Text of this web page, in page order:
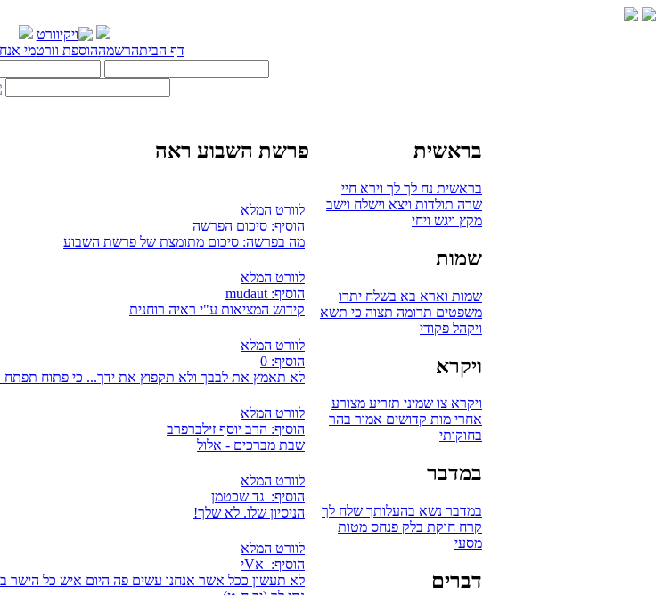
דף הביתהרשמההוספת וורטמי
בראשית
בראשית נח לך לך וירא חיי
שרה תולדות ויצא וישלח וישב
מקץ ויגש ויחי
שמות
שמות וארא בא בשלח יתרו
משפטים תרומה תצוה כי תשא
ויקהל פקודי
ויקרא
ויקרא צו שמיני תזריע מצורע
אחרי מות קדושים אמור בהר
בחוקותי
במדבר
במדבר נשא בהעלותך שלח לך
קרח חוקת בלק פנחס מטות
מסעי
דברים
פרשת השבוע ראה
לוורט המלא
הוסיף: סיכום הפרשה
מה בפרשה: סיכום מתומצת של פרשת השבוע
לוורט המלא
הוסיף: mudaut
קידוש המציאות ע"י ראיה רוחנית
לוורט המלא
הוסיף: 0
לא תאמץ את לבבך ולא תקפוץ את ידך... כי פתוח תפתח
לוורט המלא
הוסיף: הרב יוסף זילברפרב
שבת מברכים - אלול
לוורט המלא
הוסיף: גד שכטמן
הניסיון שלו. לא שלך!
לוורט המלא
הוסיף: אVי
לא תעשון ככל אשר אנחנו עשים פה היום איש כל הישר